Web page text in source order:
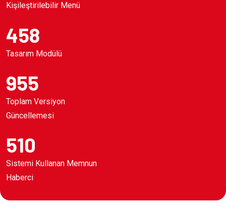
Kişileştirilebilir Menü
458
Tasarım Modülü
955
Toplam Versiyon
Güncellemesi
510
Sistemi Kullanan Memnun
Haberci